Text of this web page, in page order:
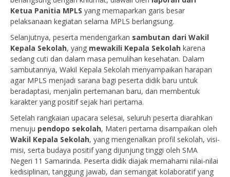
Ketua Panitia MPLS yang memaparkan garis besar
pelaksanaan kegiatan selama MPLS berlangsung.
Selanjutnya, peserta mendengarkan sambutan dari Wakil
Kepala Sekolah, yang mewakili Kepala Sekolah karena
sedang cuti dan dalam masa pemulihan kesehatan. Dalam
sambutannya, Wakil Kepala Sekolah menyampaikan harapan
agar MPLS menjadi sarana bagi peserta didik baru untuk
beradaptasi, menjalin pertemanan baru, dan membentuk
karakter yang positif sejak hari pertama.
Setelah rangkaian upacara selesai, seluruh peserta diarahkan
menuju pendopo sekolah, Materi pertama disampaikan oleh
Wakil Kepala Sekolah, yang mengenalkan profil sekolah, visi-
misi, serta budaya positif yang dijunjung tinggi oleh SMA
Negeri 11 Samarinda. Peserta didik diajak memahami nilai-nilai
kedisiplinan, tanggung jawab, dan semangat kolaboratif yang